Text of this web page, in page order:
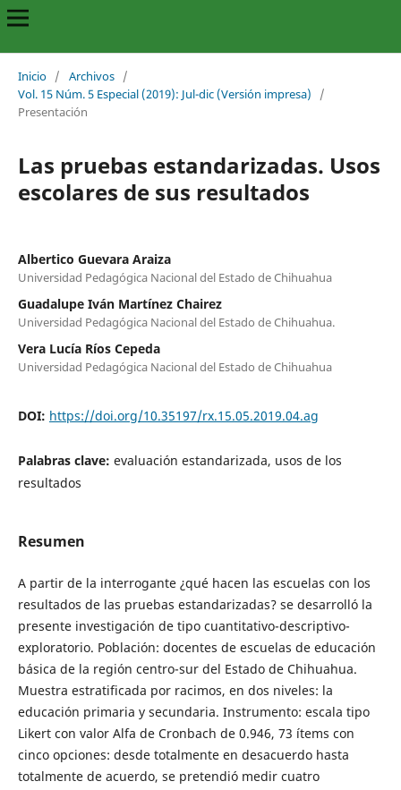
Inicio / Archivos /
Vol. 15 Núm. 5 Especial (2019): Jul-dic (Versión impresa)
/
Presentación
Las pruebas estandarizadas. Usos
escolares de sus resultados
Albertico Guevara Araiza
Universidad Pedagógica Nacional del Estado de Chihuahua
Guadalupe Iván Martínez Chairez
Universidad Pedagógica Nacional del Estado de Chihuahua.
Vera Lucía Ríos Cepeda
Universidad Pedagógica Nacional del Estado de Chihuahua
DOI: https://doi.org/10.35197/rx.15.05.2019.04.ag
Palabras clave: evaluación estandarizada, usos de los
resultados
Resumen
A partir de la interrogante ¿qué hacen las escuelas con los
resultados de las pruebas estandarizadas? se desarrolló la
presente investigación de tipo cuantitativo-descriptivo-
exploratorio. Población: docentes de escuelas de educación
básica de la región centro-sur del Estado de Chihuahua.
Muestra estratificada por racimos, en dos niveles: la
educación primaria y secundaria. Instrumento: escala tipo
Likert con valor Alfa de Cronbach de 0.946, 73 ítems con
cinco opciones: desde totalmente en desacuerdo hasta
totalmente de acuerdo, se pretendió medir cuatro